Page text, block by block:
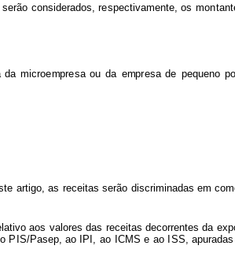
considerados, respectivamente, os mon
da microempresa ou da empresa de pequeno
artigo, as receitas serão discriminadas em co
aos valores das receitas decorrentes da
o P IS/Pasep, ao IPI, ao ICMS e ao ISS, apuradas